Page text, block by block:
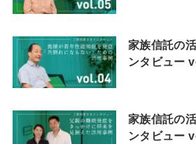
家族信託の
ンタビュー
家族信託の
ンタビュー